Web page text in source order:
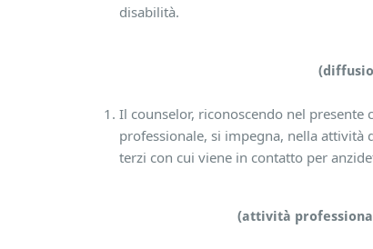
disabilità.
Il counselor, riconoscendo nel
professionale, si impegna, nella attività
terzi con cui viene in contatto per
(attività